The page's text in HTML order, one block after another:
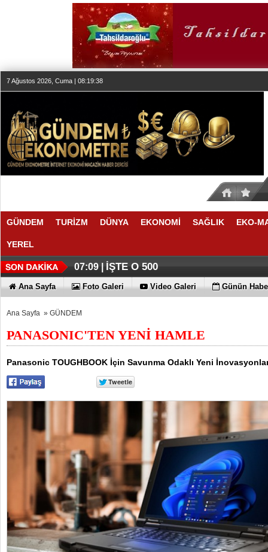
7 Ağustos 2026, Cuma | 08:19:39
GÜNDEM TURİZM DÜNYA EKONOMİ SAĞLIK EKO-
YEREL
07:09 | İŞTE O 500
Ana Sayfa Foto Galeri Video Galeri Günün
Ana Sayfa » GÜNDEM
PANASONIC'TEN YENİ HAMLE
Panasonic TOUGHBOOK İçin Savunma Odaklı Yeni